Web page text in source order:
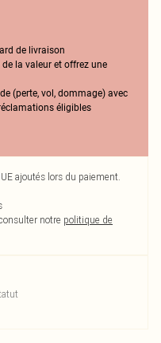
de livraison
de la valeur et offrez une
(perte, vol, dommage) avec
éligibles
ajoutés lors du paiement.
notre politique de